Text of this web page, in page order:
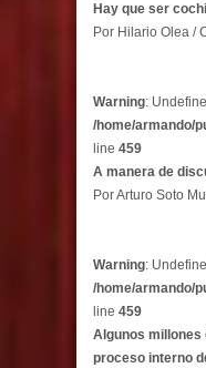
Hay que ser
Por Hilario Olea /
Warning:
/home/armando/
line 459
A manera de
Por Arturo Soto
Warning:
/home/armando/
line 459
Algunos millones
proceso interno